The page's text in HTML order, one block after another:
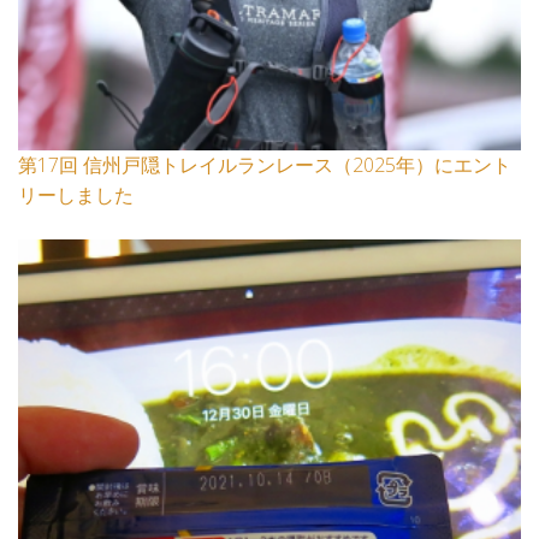
第17回 信州戸隠トレイルランレース（2025年）にエント
リーしました